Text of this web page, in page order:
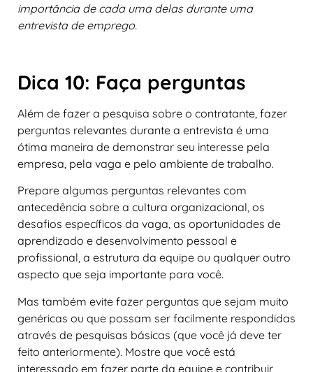
importância de cada uma delas durante uma
entrevista de emprego.
Dica 10: Faça perguntas
Além de fazer a pesquisa sobre o contratante, fazer
perguntas relevantes durante a entrevista é uma
ótima maneira de demonstrar seu interesse pela
empresa, pela vaga e pelo ambiente de trabalho.
Prepare algumas perguntas relevantes com
antecedência sobre a cultura organizacional, os
desafios específicos da vaga, as oportunidades de
aprendizado e desenvolvimento pessoal e
profissional, a estrutura da equipe ou qualquer outro
aspecto que seja importante para você.
Mas também evite fazer perguntas que sejam muito
genéricas ou que possam ser facilmente respondidas
através de pesquisas básicas (que você já deve ter
feito anteriormente). Mostre que você está
interessado em fazer parte da equipe e contribuir